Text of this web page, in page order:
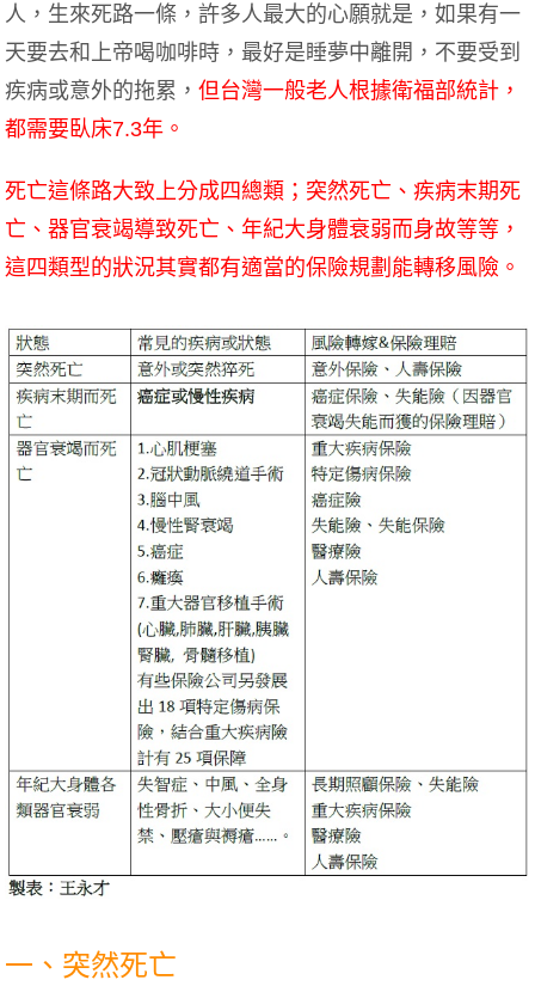
人，生來死路一條，許多人最大的心願就是，如果有一
天要去和上帝喝咖啡時，最好是睡夢中離開，不要受到
疾病或意外的拖累，但台灣一般老人根據衛福部統計，
都需要臥床7.3年。
死亡這條路大致上分成四總類；突然死亡、疾病末期死
亡、器官衰竭導致死亡、年紀大身體衰弱而身故等等，
這四類型的狀況其實都有適當的保險規劃能轉移風險。
一、突然死亡